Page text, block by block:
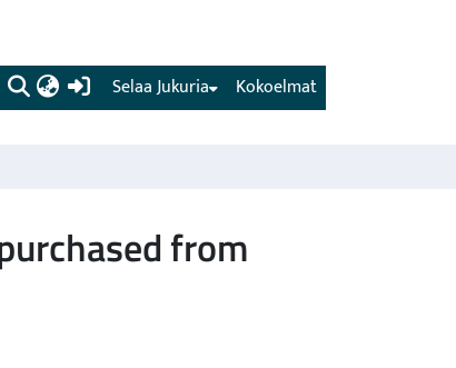
(current) Kokoelmat
Selaa Jukuria
from